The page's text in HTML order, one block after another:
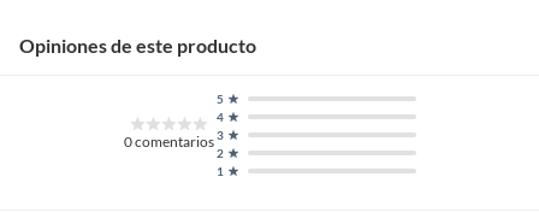
Opiniones de este producto
0comentarios
1
2
3
4
5